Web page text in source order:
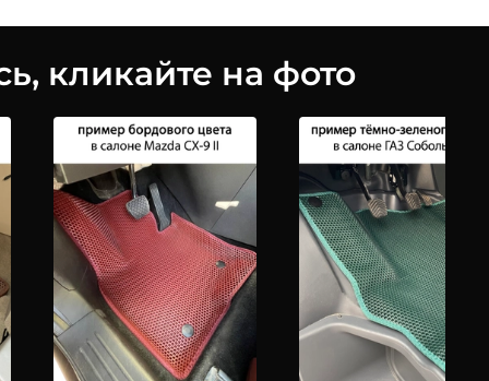
кликайте на фото